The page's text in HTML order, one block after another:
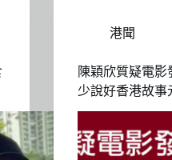
港聞
陳穎欣質疑電
少說好香港故事